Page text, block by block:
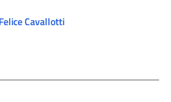
Cavallotti